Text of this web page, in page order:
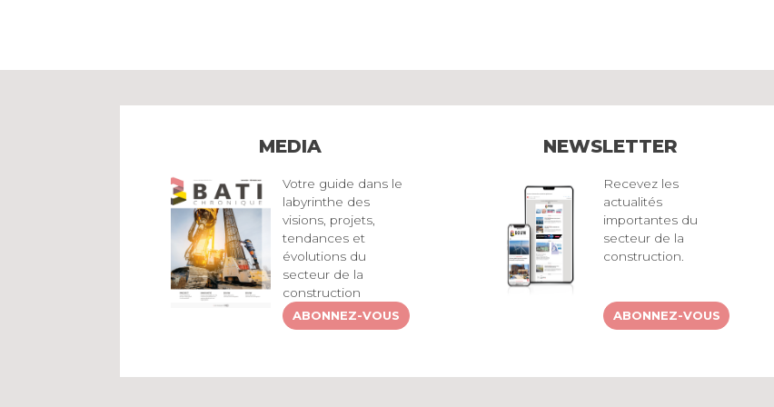
MEDIA
Votre guide dans le
labyrinthe des
visions, projets,
tendances et
évolutions du
secteur de la
construction
ABONNEZ-VOUS
NEWSLETTER
Recevez les
actualités
importantes du
secteur de la
construction.
ABONNEZ-VOUS